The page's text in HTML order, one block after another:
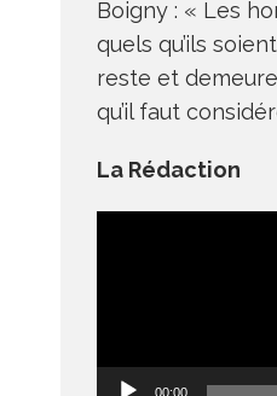
Boigny : « Les
quels qu’ils
reste et
qu’il faut
La Rédaction
00:00